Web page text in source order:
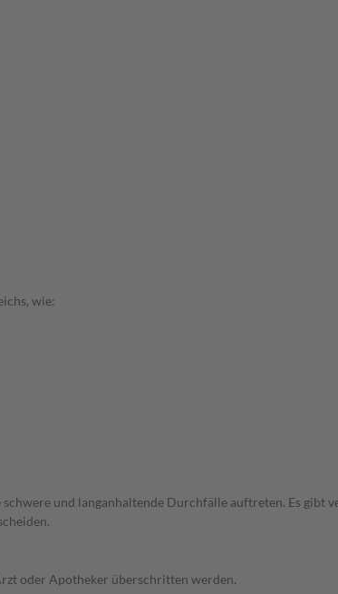
wie:
und langanhaltende Durchfälle auftreten. Es
oder Apotheker überschritten werden.